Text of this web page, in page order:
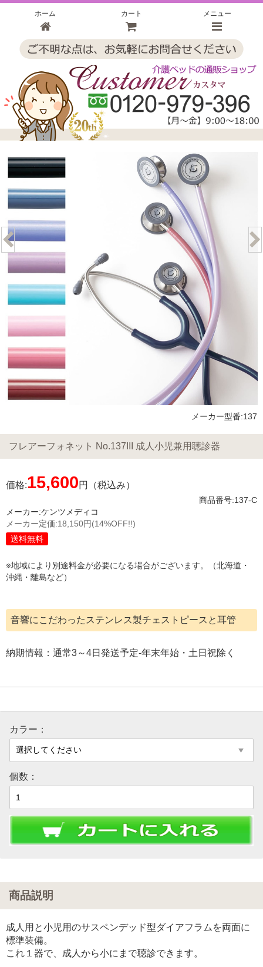
ホーム カート メニュー
メーカー型番:137
フレアーフォネット No.137III 成人小児兼用聴診器
価格:15,600円（税込み）
商品番号:137-C
メーカー:ケンツメディコ
メーカー定価:18,150円(14%OFF!!)
送料無料
※地域により別途料金が必要になる場合がございます。（北海道・
沖縄・離島など）
音響にこだわったステンレス製チェストピースと耳管
納期情報：通常3～4日発送予定-年末年始・土日祝除く
カラー：
個数：
商品説明
成人用と小児用のサスペンデッド型ダイアフラムを両面に
標準装備。
これ１器で、成人から小にまで聴診できます。